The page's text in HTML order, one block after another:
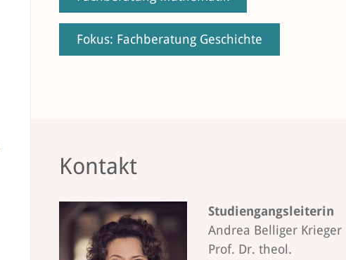
Fokus: Fachberatung Geschichte
Kontakt
Studiengangsleiterin
Andrea Belliger Krieger
Prof. Dr. theol.